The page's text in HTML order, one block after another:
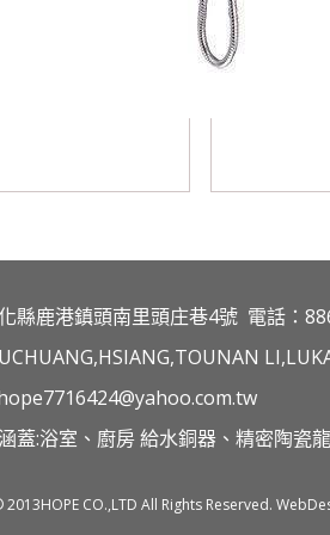
馬桶刷架(全銅) A-315-3B
縣鹿港鎮頭南里頭庄巷4號 電話：
蓋:浴室、廚房 給水銅器、精密陶瓷
CO.,LTD All Rights Reserved.